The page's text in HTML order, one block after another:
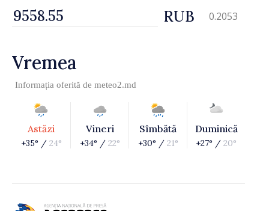
RUB 0.2053
Vremea
Informația oferită de meteo2.md
Astăzi
+35° / 24°
Vineri
+34° / 22°
Sîmbătă
+30° / 21°
Duminică
+27° / 20°